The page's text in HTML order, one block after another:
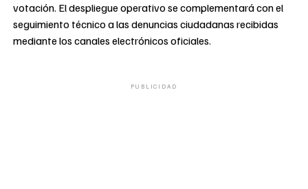
votación. El despliegue operativo se complementará con el
seguimiento técnico a las denuncias ciudadanas recibidas
mediante los canales electrónicos oficiales.
PUBLICIDAD